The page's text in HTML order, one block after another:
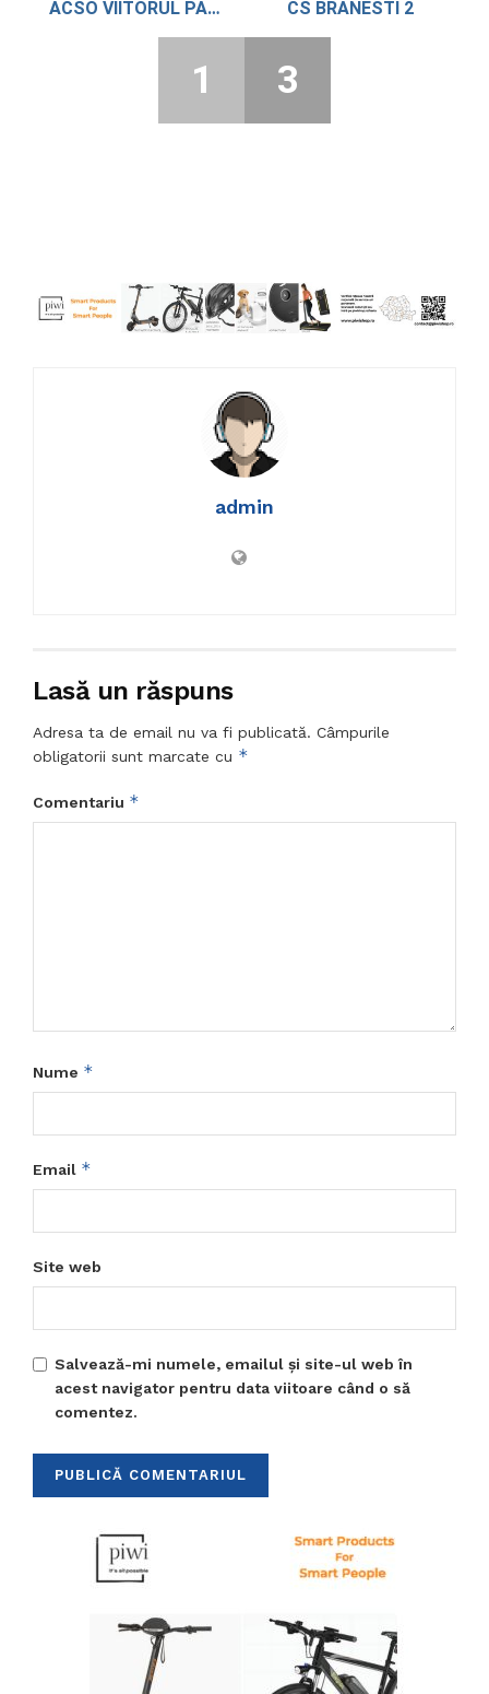
ACSO VIITORUL PANTELIMON CS BRANESTI 2
1 3
admin
Lasă un răspuns
Adresa ta de email nu va fi publicată. Câmpurile
obligatorii sunt marcate cu *
Comentariu *
Nume *
Email *
Site web
Salvează-mi numele, emailul și site-ul web în
acest navigator pentru data viitoare când o să
comentez.